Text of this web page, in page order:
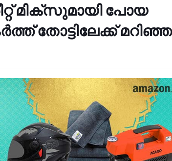
മിക്സുമായി പോയ
തോട്ടിലേക്ക്